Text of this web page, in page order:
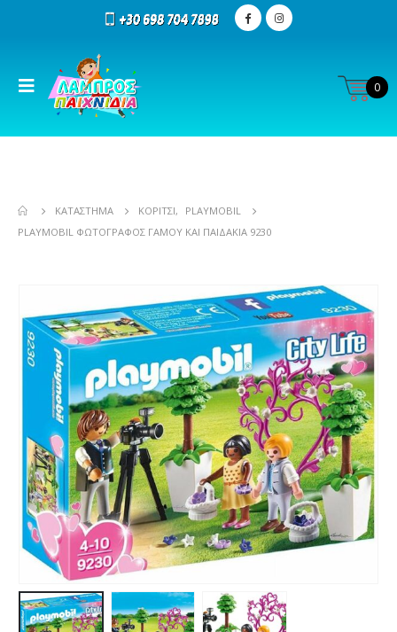
0
ΚΑΤΆΣΤΗΜΑ ΚΟΡΊΤΣΙ,
PLAYMOBIL
PLAYMOBIL ΦΩΤΟΓΡΆΦΟΣ ΓΆΜΟΥ ΚΑΙ ΠΑΙΔΆΚΙΑ 9230